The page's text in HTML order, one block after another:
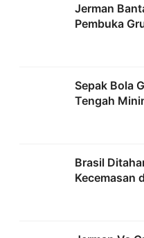
Jerman
Pembuka
Sepak Bola
Tengah
Brasil
Kecemasan